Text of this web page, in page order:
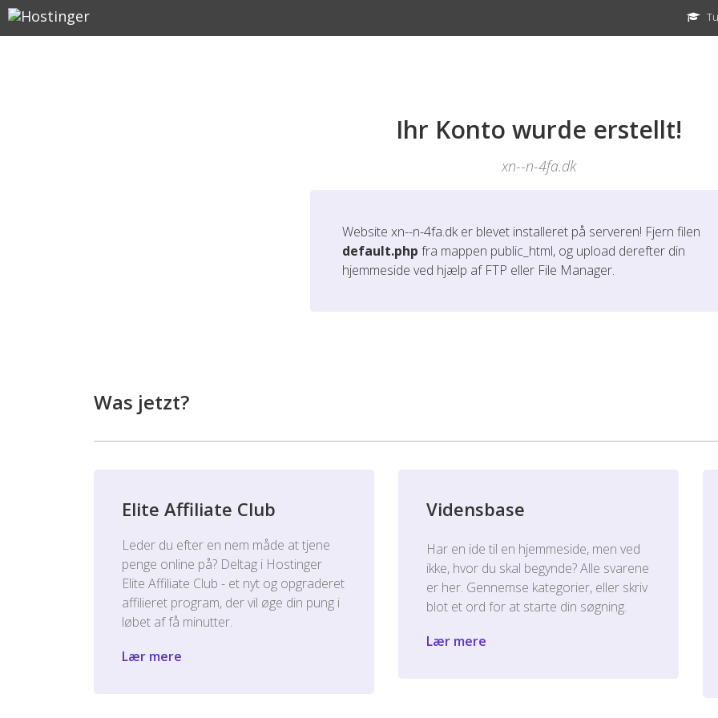
Ihr Konto wurde erstellt!
xn--n-4fa.dk
Website xn--n-4fa.dker blevet installeret på serveren! Fjern filen
default.php fra mappen public_html, og upload derefter din
hjemmeside ved hjælp af FTP eller File Manager.
Was jetzt?
Elite Affiliate Club
Leder du efter en nem måde at tjene
penge online på? Deltag i Hostinger
Elite Affiliate Club - et nyt og opgraderet
affilieret program, der vil øge din pung i
løbet af få minutter.
Lær mere
Vidensbase
Har en ide til en hjemmeside, men ved
ikke, hvor du skal begynde? Alle svarene
er her. Gennemse kategorier, eller skriv
blot et ord for at starte din søgning.
Lær mere